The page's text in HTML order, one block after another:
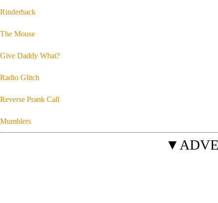
Rinderhack
The Mouse
Give Daddy What?
Radio Glitch
Reverse Prank Call
Mumblers